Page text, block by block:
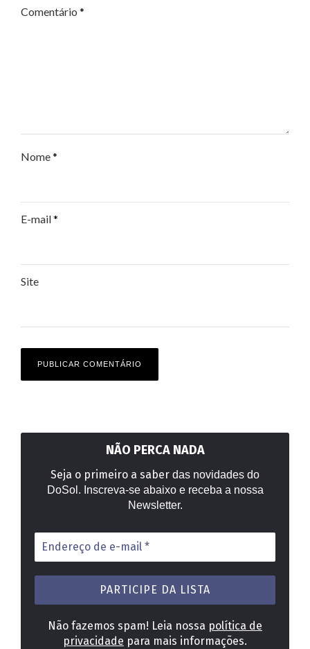
Comentário *
Nome*
E-mail*
Site
NÃO PERCA NADA
Seja o primeiro a saber das novidades do
DoSol. Inscreva-se abaixo e receba a nossa
Newsletter.
Endereço
de
e-
mail
Não fazemos spam! Leia nossa política de
privacidade para mais informações.